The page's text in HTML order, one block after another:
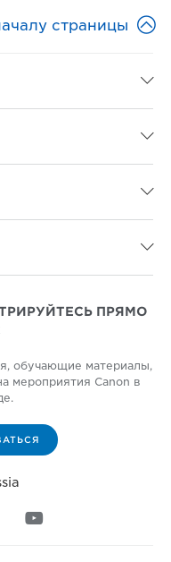
страницы 




ПРЯМО
обучающие материалы,
мероприятия Canon в
